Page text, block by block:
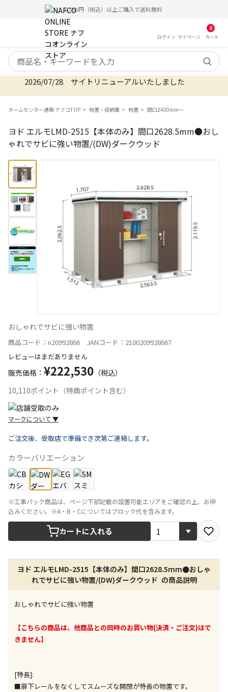
5,000円（税込）以上ご購入で送料無料
ログイン マイ ページ
0
カート
検索キーワード
2026/07/28 サイトリニューアルいたしました
ホームセンター通販 ナフコTOP 物置・収納庫 物置 間口2400mm〜
ヨド エルモLMD-2515【本体のみ】間口2628.5mm●おし
ゃれでサビに強い物置/(DW)ダークウッド
おしゃれでサビに強い物置
商品コード：n20992866 JANコード：2100209928667
レビューはまだありません
販売価格： ¥222,530 （税込）
10,110ポイント（特典ポイント含む）
マークについて ▼
宅配や店舗受取を選択できる商品です
店舗のみで受取できる商品です（宅配便でのお届けが
できません）
※同時購入の商品は、全て同じ店舗での受取となりま
す
特定の店舗のみで受取ができる商品です（宅配便での
す
委託業者によりお届けする商品です
※ほか商品との同時購入はできません。お手数です
※支払い方法の代金引換は選択できません。
※電話注文はできません。
同時購入が可能です
ご注文後、受取店で準備でき次第ご連絡します。
カラーバリエーション
※工事パック商品は、ページ下部記載の設置可能エリアをご確認の上、お申
込みください。※A・B・Cについてはブロック代を含みます。
カートに入れる
ヨド エルモLMD-2515【本体のみ】間口2628.5mm●おしゃ
れでサビに強い物置/(DW)ダークウッド の商品説明
おしゃれでサビに強い物置
【こちらの商品は、他商品との同時のお買い物(決済・ご注文)はで
きません】
[特長]:
■扉下レールをなくしてスムーズな開閉が特長の物置です。